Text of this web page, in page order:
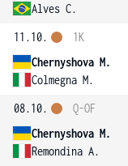
Alves C.
11.10.
Chernyshova M.
Colmegna M.
1K
08.10.
Chernyshova M.
Remondina A.
Q-OF